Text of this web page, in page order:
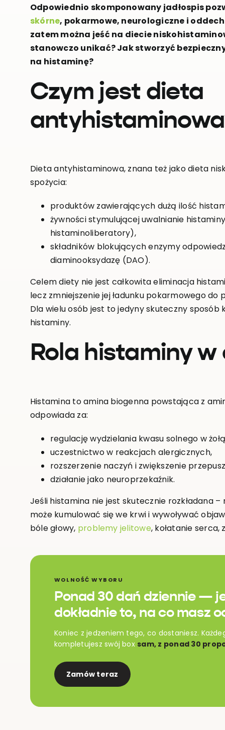
Odpowiednio skomponowany jadłospis
skórne, pokarmowe, neurologiczne i
zatem można jeść na diecie
stanowczo unikać? Jak stworzyć
na histaminę?
Czym jest dieta
Dieta antyhistaminowa, znana też jako dieta
spożycia:
produktów zawierających dużą ilość
żywności stymulującej uwalnianie
histaminoliberatory),
składników blokujących enzymy
diaminooksydazę (DAO).
Celem diety nie jest całkowita eliminacja
lecz zmniejszenie jej ładunku pokarmowego
Dla wielu osób jest to jedyny skuteczny
histaminy.
Rola histaminy
Histamina to amina biogenna powstająca z
odpowiada za:
regulację wydzielania kwasu solnego w
uczestnictwo w reakcjach alergicznych,
rozszerzenie naczyń i zwiększenie
działanie jako neuroprzekaźnik.
Jeśli histamina nie jest skutecznie rozkładana
może kumulować się we krwi i wywoływać
bóle głowy, problemy jelitowe, kołatanie serca,
WOLNOŚĆ WYBORU
Ponad 30 dań dziennie —
dokładnie to, na co masz
Koniec z jedzeniem tego, co dostaniesz.
kompletujesz swój boxsam, z ponad 30
Zamów teraz